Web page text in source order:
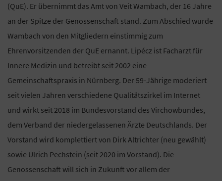
(QuE). Er übernimmt das Amt von Veit Wambach, der 16 Jahre
an der Spitze der Genossenschaft stand. Zum Abschied wurde
Wambach von den Mitgliedern einstimmig zum
Ehrenvorsitzenden der QuE ernannt. Lipécz ist Facharzt für
Innere Medizin und betreibt seit 2002 eine
Gemeinschaftspraxis in Nürnberg. Der 59-Jährige moderiert
seit vielen Jahren verschiedene Qualitätszirkel im Internet
und wirkt seit 2018 im Bundesvorstand des Virchowbundes,
dem Verband der niedergelassenen Ärzte Deutschlands. Der
Vorstand wird komplettiert von Dirk Altrichter (neu gewählt)
sowie Ulrich Pechstein (seit 2020 im Vorstand). Die
Genossenschaft will sich in Zukunft vor allem der